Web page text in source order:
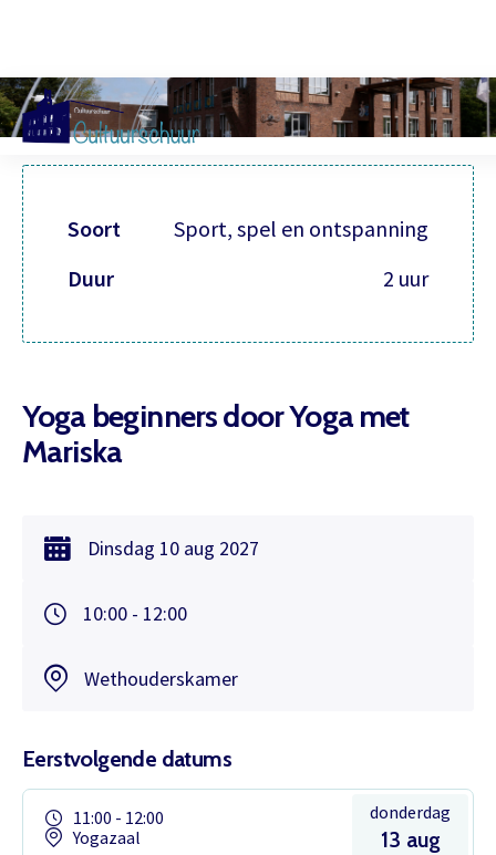
Yoga beginners door Yoga met
Mariska
Dinsdag 10 aug 2027
10:00 - 12:00
Wethouderskamer
Eerstvolgende datums
11:00 - 12:00
Yogazaal
donderdag
13 aug
Soort
Sport, spel en ontspanning
Duur
2 uur